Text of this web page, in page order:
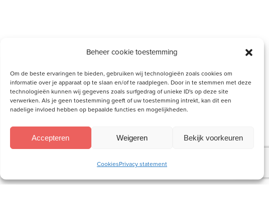
Beheer cookie toestemming
Om de beste ervaringen te bieden, gebruiken wij technologieën zoals cookies om
informatie over je apparaat op te slaan en/of te raadplegen. Door in te stemmen met deze
technologieën kunnen wij gegevens zoals surfgedrag of unieke ID's op deze site
verwerken. Als je geen toestemming geeft of uw toestemming intrekt, kan dit een
nadelige invloed hebben op bepaalde functies en mogelijkheden.
Accepteren Weigeren Bekijk voorkeuren
CookiesPrivacy statement